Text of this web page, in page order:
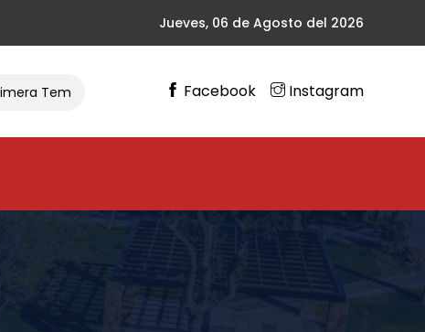
Jueves, 06 de Agosto del 2026
Temporada De Ciclismo Gran Cierre De Vacaciones En
Facebook Instagram